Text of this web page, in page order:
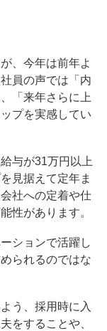
、今年は前年よ
員の声では「内
「来年さらに上
プを実感してい
与が31万円以上
見据えて定年ま
社への定着や仕
性があります。
ションで活躍し
られるのではな
う、採用時に入
をすることや、